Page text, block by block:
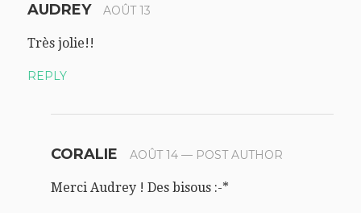
AUDREY AOÛT 13
Très jolie!!
REPLY
CORALIE AOÛT 14— POST AUTHOR
Merci Audrey ! Des bisous :-*